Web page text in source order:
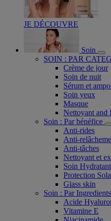
JE DÉCOUVRE
Soin
SOIN : PAR
Crème de jour
Soin de nuit
Sérum et
Soin yeux
Masque
Nettoyant and
Soin : Par bénéfice
Anti-rides
Anti-
Anti-tâches
Nettoyant et
Soin Hydratant
Protection
Glass skin
Soin : Par Ingredients
Acide
Vitamine E